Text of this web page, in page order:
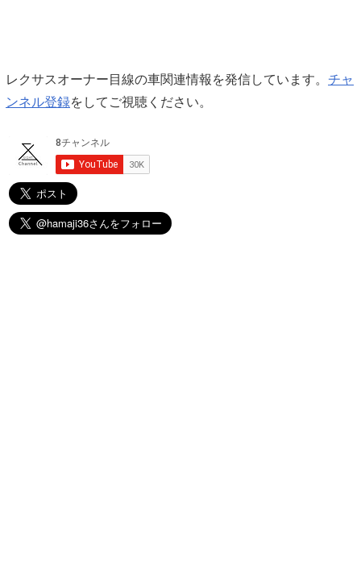
レクサスオーナー目線の車関連情報を発信しています。 チャ
ンネル登録をしてご視聴ください。